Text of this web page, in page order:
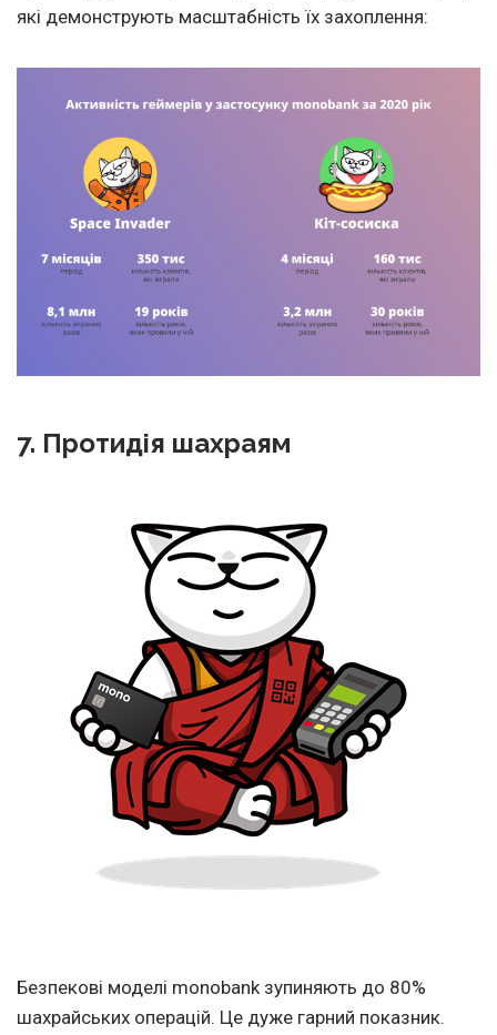
які демонструють масштабність їх захоплення:
7. Протидія шахраям
Безпекові моделі monobank зупиняють до 80%
шахрайських операцій. Це дуже гарний показник.